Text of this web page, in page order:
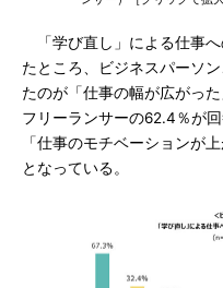
「学び直し」による仕事
たところ、ビジネスパーソ
たのが「仕事の幅が広がっ
フリーランサーの62.4％が
「仕事のモチベーションが
となっている。